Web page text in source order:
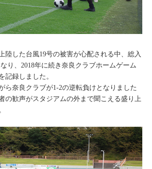
陸した台風19号の被害が心配される中、総入
り、2018年に続き奈良クラブホームゲーム
記録しました。
ら奈良クラブが1-2の逆転負けとなりました
の歓声がスタジアムの外まで聞こえる盛り上